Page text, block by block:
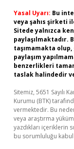
Yasal Uyarı: Bu
veya şahıs şirketi
Sitede yalnızca
paylaşılmaktadır.
taşımamakta
paylaşım
benzerlikleri
taslak halindedir
Sitemiz, 5651 Sayılı
Kurumu (BTK)
vermektedir. Bu
veya araştırma
yazdıkları içeriklerin
bu sorumluluğu kabul